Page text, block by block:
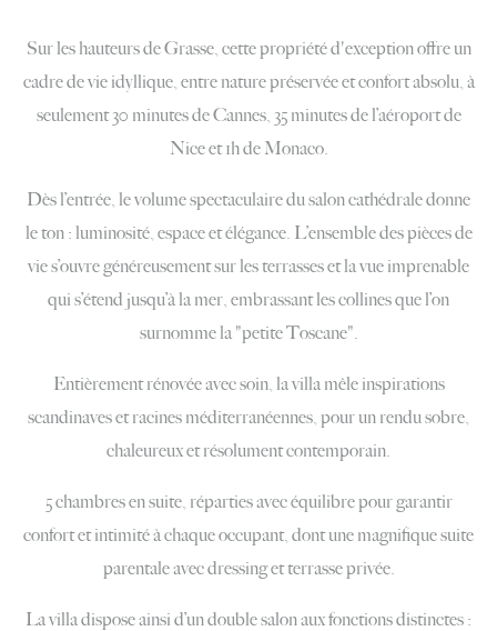
Sur les hauteurs de Grasse, cette propriété d'exception offre un
cadre de vie idyllique, entre nature préservée et confort absolu, à
seulement 30 minutes de Cannes, 35 minutes de l’aéroport de
Nice et 1h de Monaco.
Dès l’entrée, le volume spectaculaire du salon cathédrale donne
le ton : luminosité, espace et élégance. L’ensemble des pièces de
vie s’ouvre généreusement sur les terrasses et la vue imprenable
qui s’étend jusqu’à la mer, embrassant les collines que l’on
surnomme la "petite Toscane".
Entièrement rénovée avec soin, la villa mêle inspirations
scandinaves et racines méditerranéennes, pour un rendu sobre,
chaleureux et résolument contemporain.
5 chambres en suite, réparties avec équilibre pour garantir
confort et intimité à chaque occupant, dont une magnifique suite
parentale avec dressing et terrasse privée.
La villa dispose ainsi d’un double salon aux fonctions distinctes :